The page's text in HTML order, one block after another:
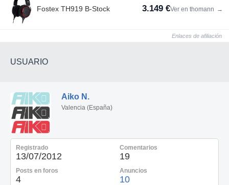
Fostex TH919 B-Stock 3.149 €Ver en thomann →
Enlaces de afiliación
USUARIO
Aiko N.
Valencia (España)
Registrado
13/07/2012
Comentarios
19
Posts en foros
4
Anuncios
10